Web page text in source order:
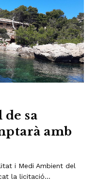
sa
amb
i Medi Ambient del
la licitació…